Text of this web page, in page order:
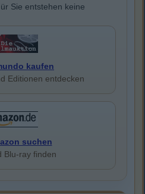
Sie entstehen keine
kaufen
Editionen entdecken
suchen
Blu-ray finden